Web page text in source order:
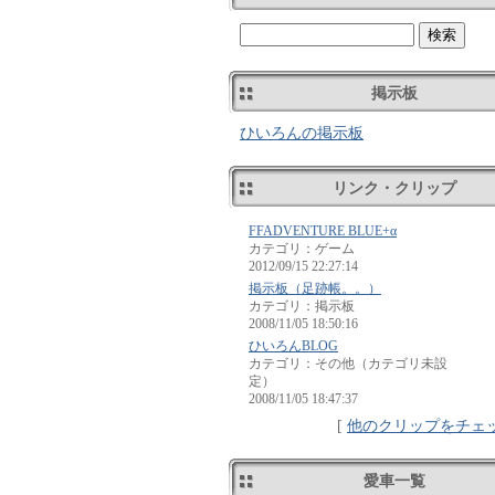
掲示板
ひいろんの掲示板
リンク・クリップ
FFADVENTURE BLUE+α
カテゴリ：ゲーム
2012/09/15 22:27:14
掲示板（足跡帳。。）
カテゴリ：掲示板
2008/11/05 18:50:16
ひいろんBLOG
カテゴリ：その他（カテゴリ未設
定）
2008/11/05 18:47:37
[ 他のクリップをチェ
愛車一覧